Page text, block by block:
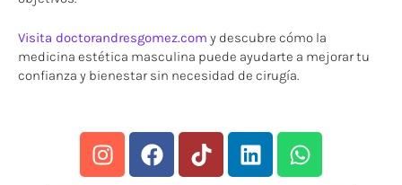
Visita doctorandresgomez.com y descubre cómo la
medicina estética masculina puede ayudarte a mejorar tu
confianza y bienestar sin necesidad de cirugía.